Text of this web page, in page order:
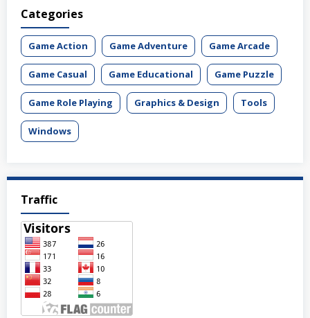
Categories
Game Action Game Adventure Game Arcade
Game Casual Game Educational Game Puzzle
Game Role Playing Graphics & Design Tools
Windows
Traffic